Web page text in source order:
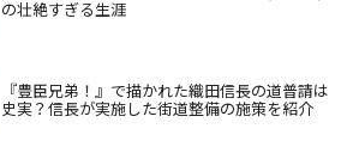
の壮絶すぎる生涯
『豊臣兄弟！』で描かれた織田信長の道普請は
史実？信長が実施した街道整備の施策を紹介